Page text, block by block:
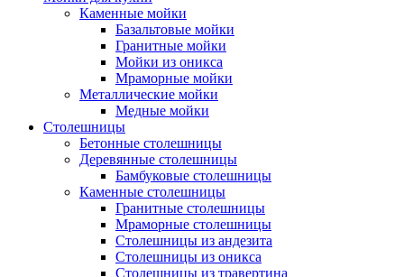
Каменные мойки
Базальтовые мойки
Гранитные мойки
Мойки из оникса
Мраморные мойки
Металлические мойки
Медные мойки
Столешницы
Бетонные столешницы
Деревянные столешницы
Бамбуковые столешницы
Каменные столешницы
Гранитные столешницы
Мраморные столешницы
Столешницы из андезита
Столешницы из оникса
Столешницы из травертина